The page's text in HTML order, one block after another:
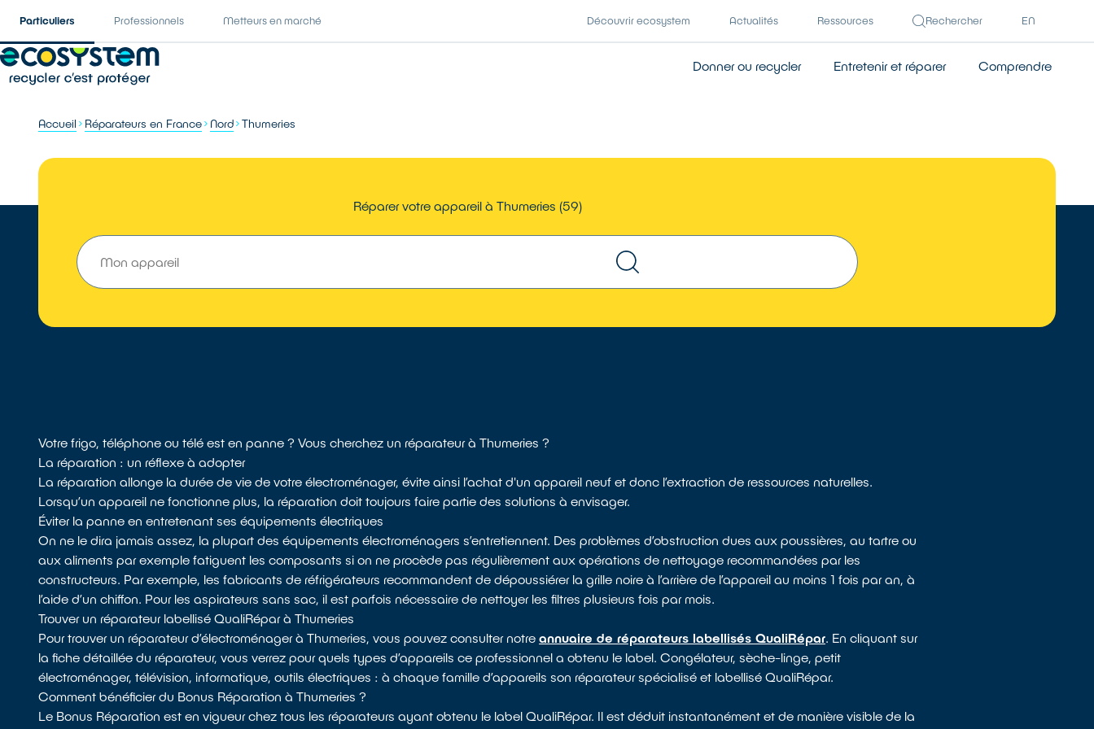
Particuliers Professionnels Metteurs en marché Découvrir ecosystem Actualités Ressources Rechercher EN
Donner ou recycler Entretenir et réparer Comprendre
Accueil Réparateurs en France Nord Thumeries
Réparer votre appareil à Thumeries (59)
Votre frigo, téléphone ou télé est en panne ? Vous cherchez un réparateur à Thumeries ?
La réparation : un réflexe à adopter
La réparation allonge la durée de vie de votre électroménager, évite ainsi l’achat d'un appareil neuf et donc l’extraction de ressources naturelles.
Lorsqu’un appareil ne fonctionne plus, la réparation doit toujours faire partie des solutions à envisager.
Éviter la panne en entretenant ses équipements électriques
On ne le dira jamais assez, la plupart des équipements électroménagers s’entretiennent. Des problèmes d’obstruction dues aux poussières, au tartre ou
aux aliments par exemple fatiguent les composants si on ne procède pas régulièrement aux opérations de nettoyage recommandées par les
constructeurs. Par exemple, les fabricants de réfrigérateurs recommandent de dépoussiérer la grille noire à l’arrière de l’appareil au moins 1 fois par an, à
l’aide d’un chiffon. Pour les aspirateurs sans sac, il est parfois nécessaire de nettoyer les filtres plusieurs fois par mois.
Trouver un réparateur labellisé QualiRépar à Thumeries
Pour trouver un réparateur d’électroménager à Thumeries, vous pouvez consulter notreannuaire de réparateurs labellisés QualiRépar. En cliquant sur
la fiche détaillée du réparateur, vous verrez pour quels types d’appareils ce professionnel a obtenu le label. Congélateur, sèche-linge, petit
électroménager, télévision, informatique, outils électriques : à chaque famille d’appareils son réparateur spécialisé et labellisé QualiRépar.
Comment bénéficier du Bonus Réparation à Thumeries ?
Le Bonus Réparation est en vigueur chez tous les réparateurs ayant obtenu le label QualiRépar. Il est déduit instantanément et de manière visible de la